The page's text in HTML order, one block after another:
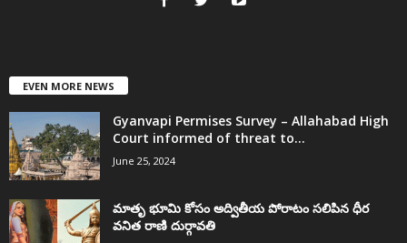
EVEN MORE NEWS
Gyanvapi Permises Survey – Allahabad High
Court informed of threat to...
June 25, 2024
మాతృ భూమి కోసం అద్వితీయ పోరాటం సలిపిన ధీర
వనిత రాణి దుర్గావతి